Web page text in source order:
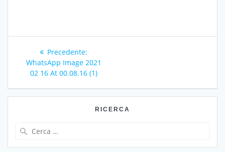
Navigazione
articoli
Precedente:
precedente:
WhatsApp Image 2021
02 16 At 00.08.16 (1)
RICERCA